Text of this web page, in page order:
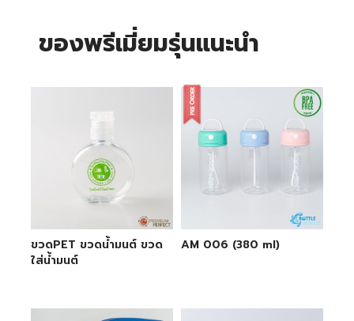
ของพรีเมี่ยมรุ่นแนะนำ
ขวดPET ขวดน้ำมนต์ ขวด
ใส่น้ำมนต์
AM 006 (380 ml)